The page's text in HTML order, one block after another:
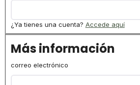
¿Ya tienes una cuenta? Accede aquí
Más información
correo electrónico